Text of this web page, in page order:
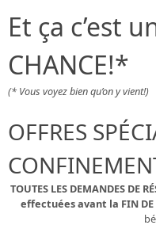
Et ça c’est
CHANCE!*
(* Vous voyez bien qu’on y vient!)
OFFRES
TOUTES LES DEMANDES DE
effectuées avant la FIN DE